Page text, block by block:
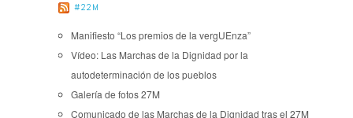
#22M
Manifiesto “Los premios de la vergUEnza”
Vídeo: Las Marchas de la Dignidad por la
autodeterminación de los pueblos
Galería de fotos 27M
Comunicado de las Marchas de la Dignidad tras el 27M